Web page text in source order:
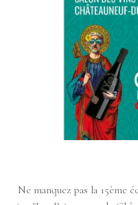
Ne manquez pas la 15ème